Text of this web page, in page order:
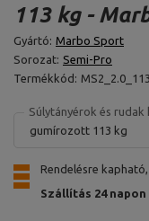
113 kg -
Gyártó: Marbo Sport
Sorozat: Semi-Pro
Termékkód:
Súlytányérok és rudak
gumírozott 113 kg
Rendelésre
Szállítás 24 napon